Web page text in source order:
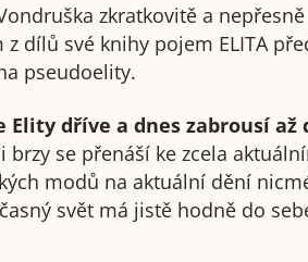
zkratkovitě a
dílů své knihy pojem ELITA
pseudoelity.
dříve a dnes zabrousí až
brzy se přenáší ke zcela
modů na aktuální dění
svět má jistě hodně do